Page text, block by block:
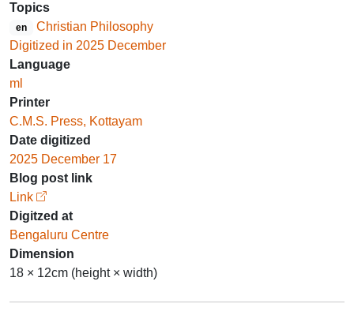
Topics
en
Christian Philosophy
Digitized in 2025 December
Language
ml
Printer
C.M.S. Press, Kottayam
Date digitized
2025 December 17
Blog post link
Link
Digitzed at
Bengaluru Centre
Dimension
18 × 12cm (height × width)